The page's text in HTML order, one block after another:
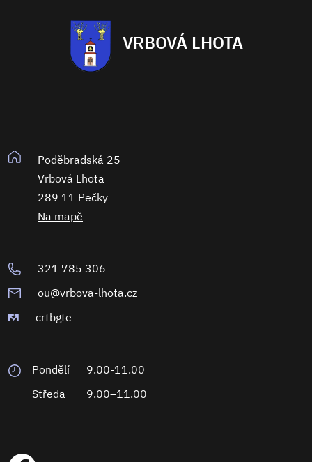
VRBOVÁ LHOTA
Poděbradská 25
Vrbová Lhota
289 11 Pečky
Na mapě
321 785 306
ou@vrbova-lhota.cz
crtbgte
Pondělí
9.00-11.00
Středa
9.00–11.00